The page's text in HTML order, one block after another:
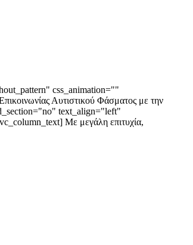
css_animation=""
Αυτιστικού Φάσματος με την
text_align="left"
Με μεγάλη επιτυχία,